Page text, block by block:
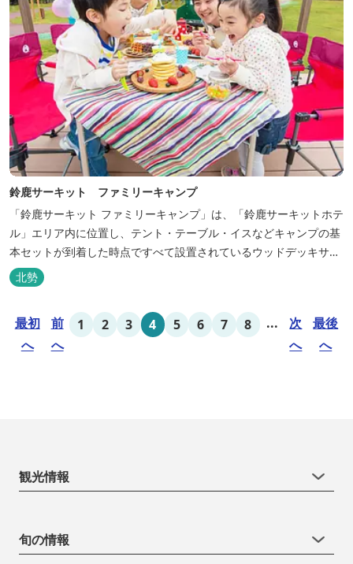
鈴鹿サーキット ファミリーキャンプ
「鈴鹿サーキット ファミリーキャンプ」は、「鈴鹿サーキットホテ
ル」エリア内に位置し、テント・テーブル・イスなどキャンプの基
本セットが到着した時点ですべて設置されているウッドデッキサイ
トの他、初めてのキャンプでも安心して楽しめる設備が整ったキャ
ンプ場です。 さらに、手ぶらでキャンプをお楽しみいただけるよう
セットなどの食材も事前にご...
北勢
最初
へ
前
へ
1 2 3 4 5 6 7 8 ...
次
へ
最後
へ
観光情報
旬の情報